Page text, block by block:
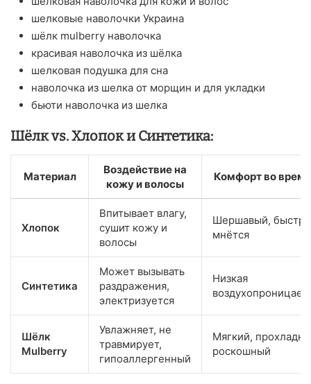
шелковые наволочки Украина
шёлк mulberry наволочка
красивая наволочка из шёлка
шелковая подушка для сна
наволочка из шелка от морщин и для укладки
бьюти наволочка из шелка
Шёлк vs. Хлопок и Синтетика:
Материал
Воздействие на
кожу и волосы
Комфорт во
Хлопок
Впитывает влагу,
сушит кожу и
волосы
Шершавый, быстро
мнётся
Синтетика
Может вызывать
раздражения,
электризуется
Низкая
Шёлк
Mulberry
Увлажняет, не
травмирует,
гипоаллергенный
Мягкий,
роскошный